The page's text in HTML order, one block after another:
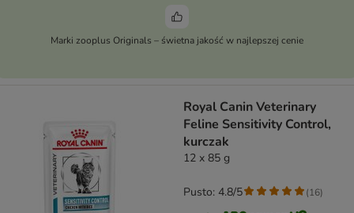
Marki zooplus Originals – świetna jakość w najlepszej cenie
Royal Canin Veterinary
Feline Sensitivity Control,
kurczak
12 x 85 g
Pusto: 4.8/5 (16)